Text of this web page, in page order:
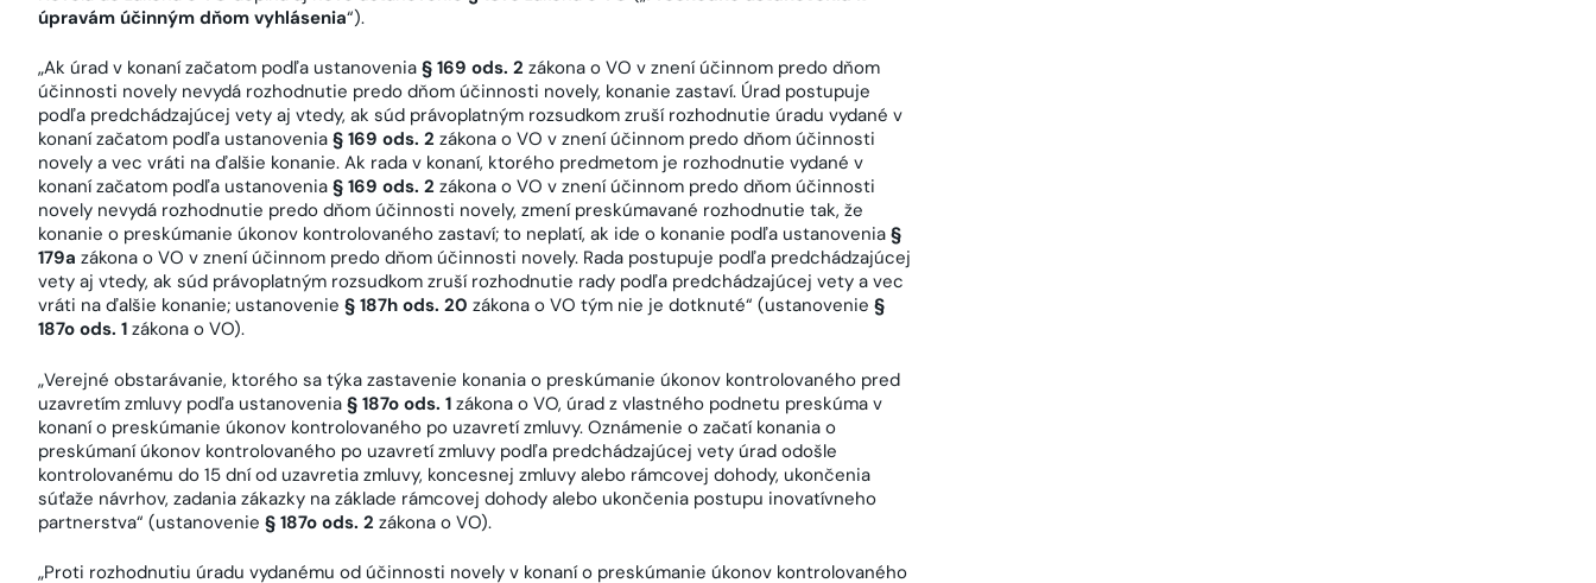
úpravám účinným dňom vyhlásenia“).
„Ak úrad v konaní začatom podľa ustanovenia § 169 ods. 2 zákona o VO v znení účinnom predo dňom
účinnosti novely nevydá rozhodnutie predo dňom účinnosti novely, konanie zastaví. Úrad postupuje
podľa predchádzajúcej vety aj vtedy, ak súd právoplatným rozsudkom zruší rozhodnutie úradu vydané v
konaní začatom podľa ustanovenia § 169 ods. 2 zákona o VO v znení účinnom predo dňom účinnosti
novely a vec vráti na ďalšie konanie. Ak rada v konaní, ktorého predmetom je rozhodnutie vydané v
konaní začatom podľa ustanovenia § 169 ods. 2 zákona o VO v znení účinnom predo dňom účinnosti
novely nevydá rozhodnutie predo dňom účinnosti novely, zmení preskúmavané rozhodnutie tak, že
konanie o preskúmanie úkonov kontrolovaného zastaví; to neplatí, ak ide o konanie podľa ustanovenia §
179a zákona o VO v znení účinnom predo dňom účinnosti novely. Rada postupuje podľa predchádzajúcej
vety aj vtedy, ak súd právoplatným rozsudkom zruší rozhodnutie rady podľa predchádzajúcej vety a vec
vráti na ďalšie konanie; ustanovenie § 187h ods. 20 zákona o VO tým nie je dotknuté“ (ustanovenie §
187o ods. 1 zákona o VO).
„Verejné obstarávanie, ktorého sa týka zastavenie konania o preskúmanie úkonov kontrolovaného pred
uzavretím zmluvy podľa ustanovenia § 187o ods. 1 zákona o VO, úrad z vlastného podnetu preskúma v
konaní o preskúmanie úkonov kontrolovaného po uzavretí zmluvy. Oznámenie o začatí konania o
preskúmaní úkonov kontrolovaného po uzavretí zmluvy podľa predchádzajúcej vety úrad odošle
kontrolovanému do 15 dní od uzavretia zmluvy, koncesnej zmluvy alebo rámcovej dohody, ukončenia
súťaže návrhov, zadania zákazky na základe rámcovej dohody alebo ukončenia postupu inovatívneho
partnerstva“ (ustanovenie § 187o ods. 2 zákona o VO).
„Proti rozhodnutiu úradu vydanému od účinnosti novely v konaní o preskúmanie úkonov kontrolovaného